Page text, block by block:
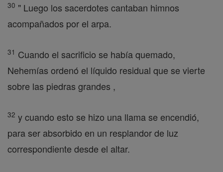
30 " Luego los sacerdotes cantaban himnos
acompañados por el arpa.
31 Cuando el sacrificio se había quemado,
Nehemías ordenó el líquido residual que se vierte
sobre las piedras grandes ,
32 y cuando esto se hizo una llama se encendió,
para ser absorbido en un resplandor de luz
correspondiente desde el altar.